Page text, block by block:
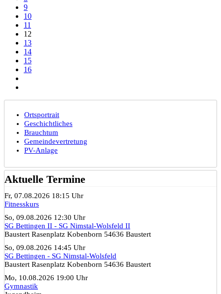
9
10
11
12
13
14
15
16
Ortsportrait
Geschichtliches
Brauchtum
Gemeindevertretung
PV-Anlage
Aktuelle Termine
Fr, 07.08.2026 18:15 Uhr
Fitnesskurs
So, 09.08.2026 12:30 Uhr
SG Bettingen II - SG Nimstal-Wolsfeld II
Baustert Rasenplatz Kobenborn 54636 Baustert
So, 09.08.2026 14:45 Uhr
SG Bettingen - SG Nimstal-Wolsfeld
Baustert Rasenplatz Kobenborn 54636 Baustert
Mo, 10.08.2026 19:00 Uhr
Gymnastik